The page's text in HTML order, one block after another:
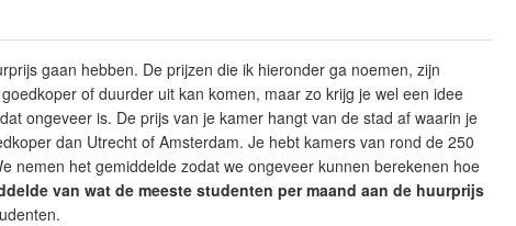
gaan hebben. De prijzen die ik hieronder ga noemen, zijn
of duurder uit kan komen, maar zo krijg je wel een idee
ongeveer is. De prijs van je kamer hangt van de stad af waarin je
dan Utrecht of Amsterdam. Je hebt kamers van rond de 250
nemen het gemiddelde zodat we ongeveer kunnen berekenen hoe
van wat de meeste studenten per maand aan de huurprijs